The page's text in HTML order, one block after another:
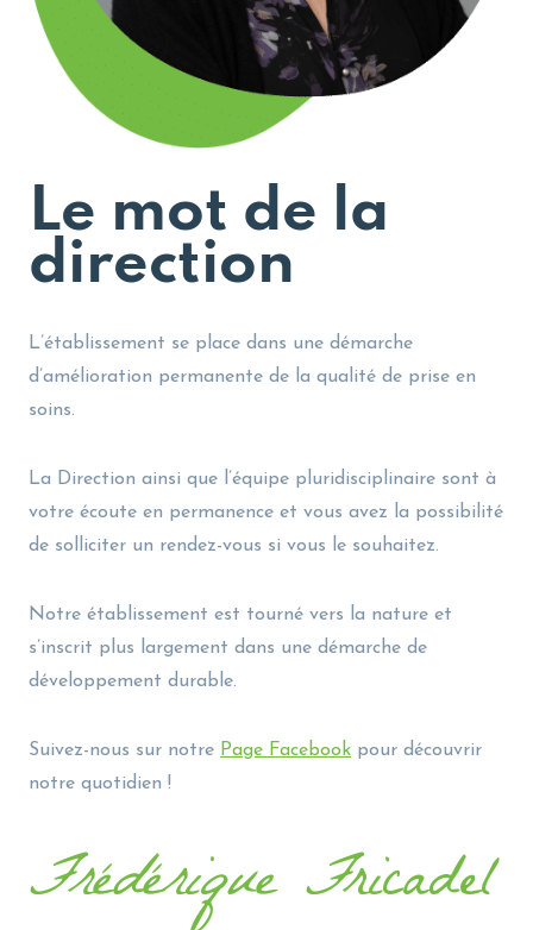
Le mot de la
direction
L’établissement se place dans une démarche
d’amélioration permanente de la qualité de prise en
soins.
La Direction ainsi que l’équipe pluridisciplinaire sont à
votre écoute en permanence et vous avez la possibilité
de solliciter un rendez-vous si vous le souhaitez.
Notre établissement est tourné vers la nature et
s’inscrit plus largement dans une démarche de
développement durable.
Suivez-nous sur notre Page Facebook pour découvrir
notre quotidien !
Frédérique Fricadel